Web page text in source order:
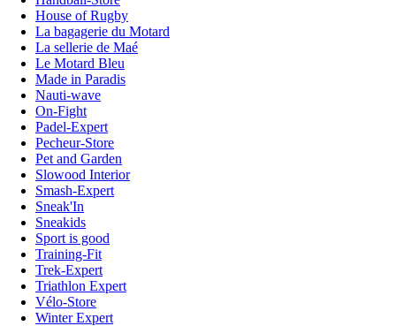
House of Rugby
La bagagerie du Motard
La sellerie de Maé
Le Motard Bleu
Made in Paradis
Nauti-wave
On-Fight
Padel-Expert
Pecheur-Store
Pet and Garden
Slowood Interior
Smash-Expert
Sneak'In
Sneakids
Sport is good
Training-Fit
Trek-Expert
Triathlon Expert
Vélo-Store
Winter Expert